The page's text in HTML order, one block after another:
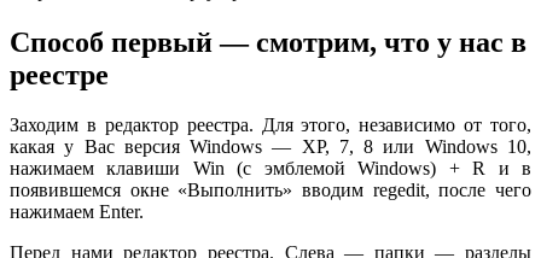
Способ первый — смотрим, что у нас в
реестре
Заходим в редактор реестра. Для этого, независимо от того,
какая у Вас версия Windows — XP, 7, 8 или Windows 10,
нажимаем клавиши Win (с эмблемой Windows) + R и в
появившемся окне «Выполнить» вводим regedit, после чего
нажимаем Enter.
Перед нами редактор реестра. Слева — папки — разделы